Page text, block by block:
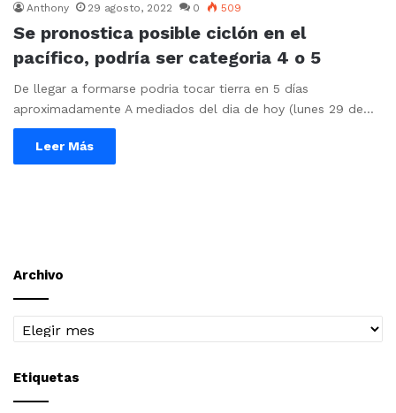
Anthony 29 agosto, 2022 0 509
Se pronostica posible ciclón en el
pacífico, podría ser categoria 4 o 5
De llegar a formarse podria tocar tierra en 5 días
aproximadamente A mediados del dia de hoy (lunes 29 de…
Leer Más
Archivo
Archivo
Etiquetas